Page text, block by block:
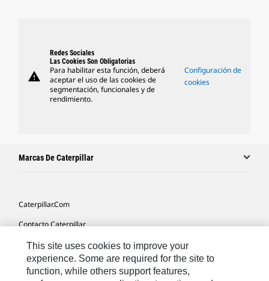
warning
Redes Sociales
Las Cookies Son Obligatorias
Para habilitar esta función, deberá
aceptar el uso de las cookies de
segmentación, funcionales y de
rendimiento.
Configuración de
cookies
Marcas De Caterpillar
Caterpillar.com
Contacto Caterpillar
Mis Preferencias De Marketing
Mapa Del Sitio
This site uses cookies to improve your
experience. Some are required for the site to
function, while others support features,